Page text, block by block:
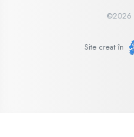
©2026
Site creat în